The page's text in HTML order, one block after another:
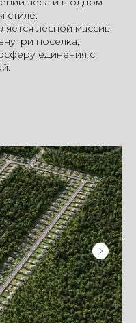
стиле.
лесной массив,
поселка,
единения с